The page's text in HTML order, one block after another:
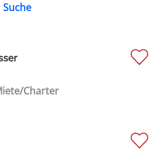
Suche
Charter